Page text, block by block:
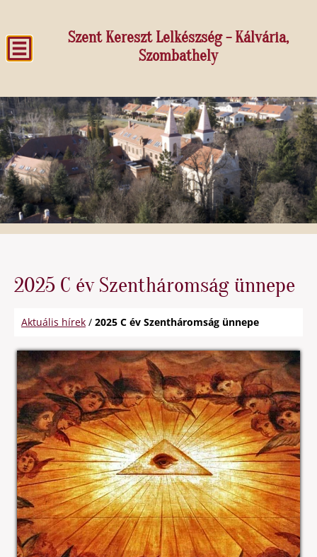
Szent Kereszt Lelkészség - Kálvária,
Szombathely
2025 C év Szentháromság ünnepe
Aktuális hírek / 2025 C év Szentháromság ünnepe